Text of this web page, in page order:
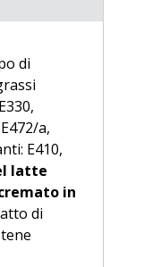
di
a,
E410,
latte
in
di